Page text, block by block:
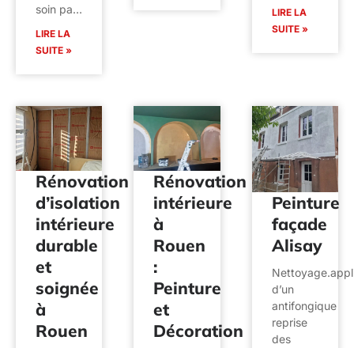
soin pa…
LIRE LA
SUITE »
LIRE LA
SUITE »
Rénovation
d’isolation
intérieure
durable
et
soignée
à
Rouen
Rénovation
intérieure
à
Rouen
:
Peinture
et
Décoration
Peinture
façade
Alisay
d’un
antifongique
reprise
des